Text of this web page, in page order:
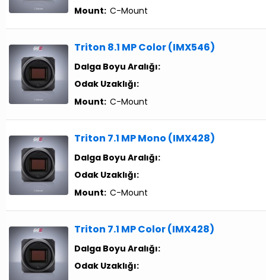
Mount: C-Mount
Triton 8.1 MP Color (IMX546)
Dalga Boyu Aralığı:
Odak Uzaklığı:
Mount: C-Mount
Triton 7.1 MP Mono (IMX428)
Dalga Boyu Aralığı:
Odak Uzaklığı:
Mount: C-Mount
Triton 7.1 MP Color (IMX428)
Dalga Boyu Aralığı:
Odak Uzaklığı: